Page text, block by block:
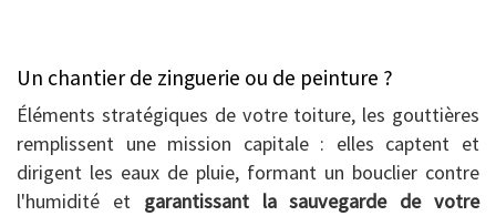
Un chantier de zinguerie ou de peinture ?
Éléments stratégiques de votre toiture, les gouttières
remplissent une mission capitale : elles captent et
dirigent les eaux de pluie, formant un bouclier contre
l'humidité et garantissant la sauvegarde de votre